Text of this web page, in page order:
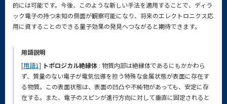
的には可能です。今後、このような新しい手法を適用することで、ディラ
ック電子の持つ未知の側面が観察可能になり、将来のエレクトロニクス応
用に資することのできる量子効果の発見へつながると期待できます。
用語説明
[用語1] トポロジカル絶縁体 : 物質内部は絶縁体であるにもかかわら
ず、質量のない電子が電気伝導を担う特殊な金属状態が表面に存在す
る物質。この表面状態は、表面の凹凸や不純物があっても、安定に存
在する。また、電子のスピンが進行方向に対して垂直に固定されると